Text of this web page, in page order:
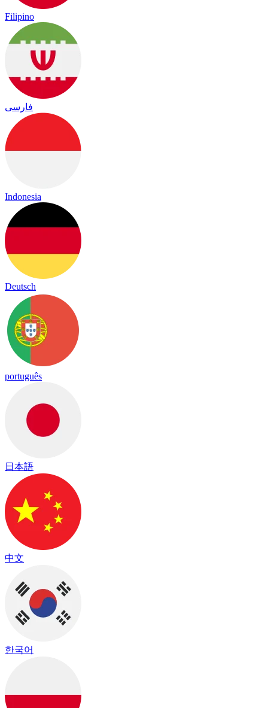
Filipino
فارسی
Indonesia
Deutsch
português
日本語
中文
한국어